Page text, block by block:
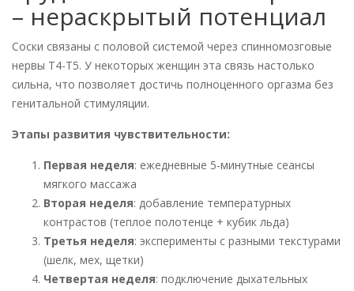
– нераскрытый потенциал
Соски связаны с половой системой через спинномозговые
нервы T4-T5. У некоторых женщин эта связь настолько
сильна, что позволяет достичь полноценного оргазма без
генитальной стимуляции.
Этапы развития чувствительности:
Первая неделя: ежедневные 5-минутные сеансы
мягкого массажа
Вторая неделя: добавление температурных
контрастов (теплое полотенце + кубик льда)
Третья неделя: эксперименты с разными текстурами
(шелк, мех, щетки)
Четвертая неделя: подключение дыхательных